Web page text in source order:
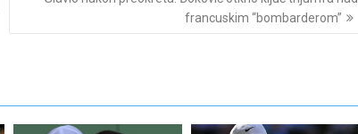
francuskim “bombarderom”